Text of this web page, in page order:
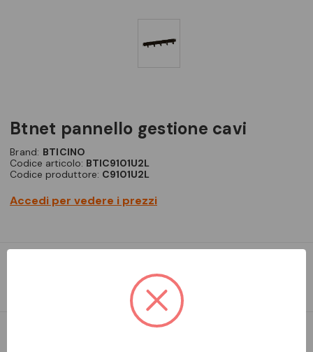
btnet pannello gestione cavi
Brand: BTICINO
Codice articolo: BTIC9101U2L
Codice produttore: C9101U2L
Accedi per vedere i prezzi
permutazione – completo di anelli guidacavi – 2 unità rack